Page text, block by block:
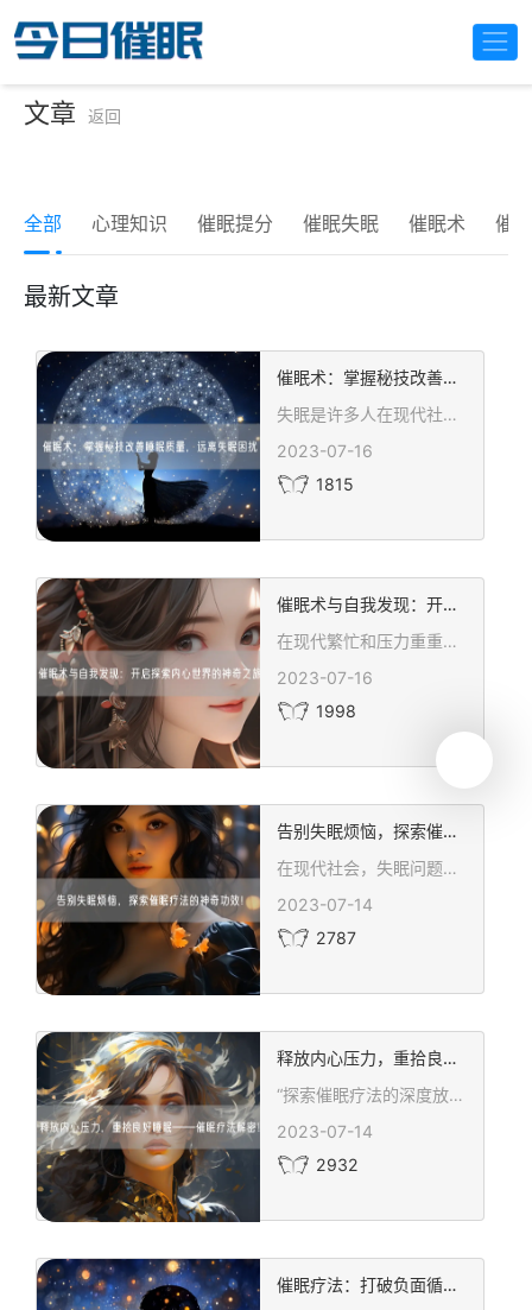
文章 返回
全部 心理知识 催眠提分 催眠失眠 催眠术 催
最新文章
催眠术：掌握秘技改善睡眠质量，远离失眠困扰
失眠是许多人在现代社会中常常面临的问题，而催眠术作为一种非药物性治疗方式，已经被越来越多的人所关注和应用。本文将介绍一些催眠术的秘技，帮助您改善睡眠质量，远离失眠困扰。
2023-07-16
1815
催眠术与自我发现：开启探索内心世界的神奇之旅
在现代繁忙和压力重重的社会中，人们常常迷失在外界的喧嚣中，忽略了与内心对话的重要性。幸运的是，催眠术作为一种有效的工具，可以帮助我们开启探索内心世界的神奇之旅，重新获得对自己的认知和理解。
2023-07-16
1998
告别失眠烦恼，探索催眠疗法的神奇功效！
在现代社会，失眠问题已经成为了许多人的困扰。长时间的熬夜工作、压力大的生活节奏以及心理上的负担，都可能导致失眠的发生。然而，我们并不必担心，因为催眠疗法这种神奇的方法已经被越来越多的人所接受和应用。
2023-07-14
2787
释放内心压力，重拾良好睡眠——催眠疗法解密！
“探索催眠疗法的深度放松秘籍与心理治疗奥义。我们的文章深入解析如何通过专业催眠师引导，利用催眠技术改善睡眠质量，解决失眠、浅眠等问题。深入潜意识，释放内心压力，重拾健康睡眠。加入我们，开启您的心灵治愈之旅，让催眠疗法帮您减轻焦虑、增加睡眠质量，确保您的治疗既安全又有效。”
2023-07-14
2932
催眠疗法：打破负面循环，迈向积极生活！